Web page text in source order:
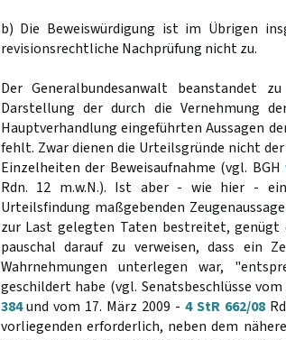
b) Die Beweiswürdigung ist im Übrigen
revisionsrechtliche Nachprüfung nicht zu.
Der Generalbundesanwalt beanstandet
Darstellung der durch die Vernehmung
Hauptverhandlung eingeführten Aussagen
fehlt. Zwar dienen die Urteilsgründe nicht
Einzelheiten der Beweisaufnahme (vgl. BGH
Rdn. 12 m.w.N.). Ist aber - wie hier -
Urteilsfindung maßgebenden
zur Last gelegten Taten bestreitet, genügt
pauschal darauf zu verweisen, dass ein
Wahrnehmungen unterlegen war,
geschildert habe (vgl. Senatsbeschlüsse vom
384und vom 17. März 2009 - 4 StR 662/08
vorliegenden erforderlich, neben dem